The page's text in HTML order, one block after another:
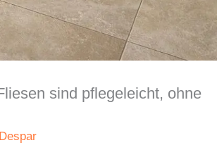
sind pflegeleicht, ohne
Despar